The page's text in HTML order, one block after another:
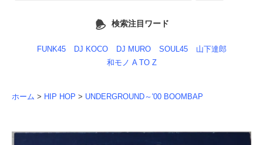
検索注目ワード
FUNK45 DJ KOCO DJ MURO SOUL45
山下達郎
和モノ A TO Z
ホーム > HIP HOP > UNDERGROUND～'00 BOOMBAP